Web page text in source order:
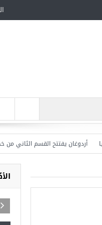
أردوغان يفتتح القسم الثاني من خط